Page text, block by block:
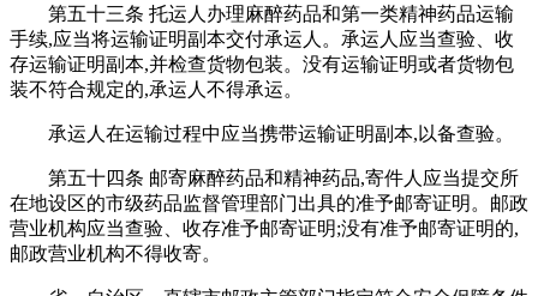
第五十三条 托运人办理麻醉药品和第一类精神药品运输
手续,应当将运输证明副本交付承运人。承运人应当查验、收
存运输证明副本,并检查货物包装。没有运输证明或者货物包
装不符合规定的,承运人不得承运。
承运人在运输过程中应当携带运输证明副本,以备查验。
第五十四条 邮寄麻醉药品和精神药品,寄件人应当提交所
在地设区的市级药品监督管理部门出具的准予邮寄证明。邮政
营业机构应当查验、收存准予邮寄证明;没有准予邮寄证明的,
邮政营业机构不得收寄。